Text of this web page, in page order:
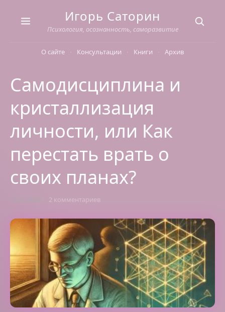
Игорь Саторин
Психология, осознанность, саморазвитие
О сайте Консультации Книги Архив
Самодисциплина и
кристаллизация
личности, или Как
перестать врать о
своих планах?
13.01.2026 2 комментариев